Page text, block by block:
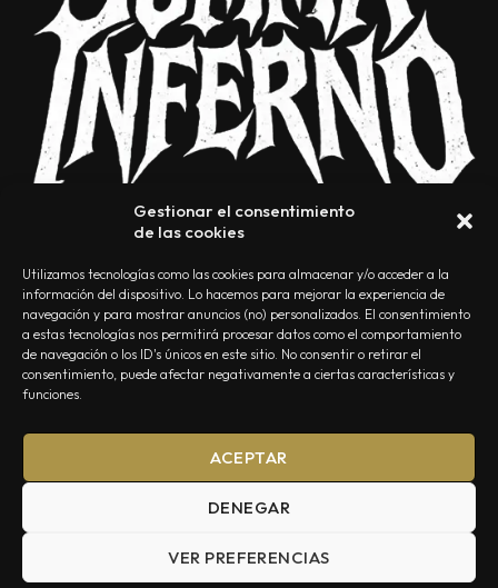
Gestionar el consentimiento
de las cookies
Utilizamos tecnologías como las cookies para almacenar y/o acceder a la
información del dispositivo. Lo hacemos para mejorar la experiencia de
navegación y para mostrar anuncios (no) personalizados. El consentimiento
a estas tecnologías nos permitirá procesar datos como el comportamiento
de navegación o los ID's únicos en este sitio. No consentir o retirar el
consentimiento, puede afectar negativamente a ciertas características y
funciones.
ACEPTAR
DENEGAR
VER PREFERENCIAS
NOSOTROS CONTACTO EDITORIAL POLÍTICA DE PRIVACIDAD
Summa Inferno — Todos los Derechos Reservados © 2026